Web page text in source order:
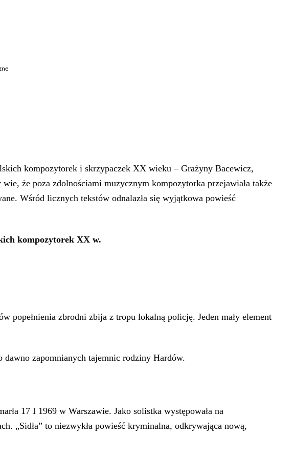
kompozytorek i skrzypaczek XX wieku – Grażyny Bacewicz,
że poza zdolnościami muzycznym kompozytorka przejawiała także
Wśród licznych tekstów odnalazła się wyjątkowa powieść
kompozytorek XX w.
popełnienia zbrodni zbija z tropu lokalną policję. Jeden mały element
zapomnianych tajemnic rodziny Hardów.
17 I 1969 w Warszawie. Jako solistka występowała na
„Sidła” to niezwykła powieść kryminalna, odkrywająca nową,